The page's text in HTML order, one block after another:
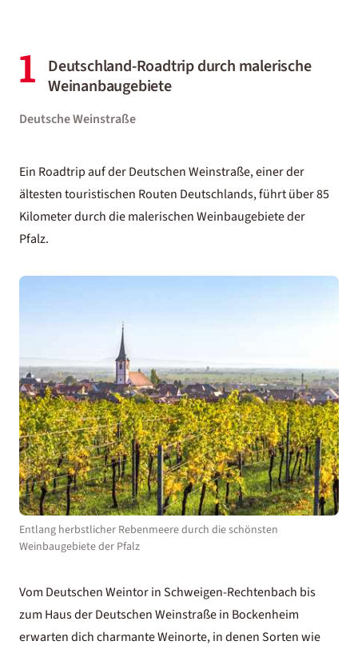
1
Deutschland-Roadtrip durch malerische
Weinanbaugebiete
Deutsche Weinstraße
Ein Roadtrip auf der Deutschen Weinstraße, einer der
ältesten touristischen Routen Deutschlands, führt über 85
Kilometer durch die malerischen Weinbaugebiete der
Pfalz.
Entlang herbstlicher Rebenmeere durch die schönsten
Weinbaugebiete der Pfalz
Vom Deutschen Weintor in Schweigen-Rechtenbach bis
zum Haus der Deutschen Weinstraße in Bockenheim
erwarten dich charmante Weinorte, in denen Sorten wie